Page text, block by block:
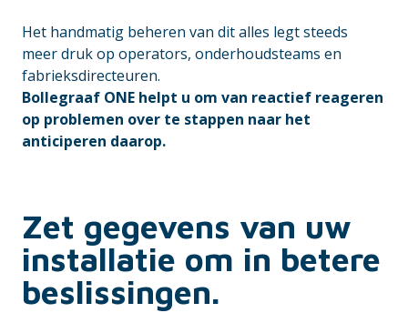
Het handmatig beheren van dit alles legt steeds
meer druk op operators, onderhoudsteams en
fabrieksdirecteuren.
Bollegraaf ONE helpt u om van reactief reageren
op problemen over te stappen naar het
anticiperen daarop.
Zet gegevens van uw
installatie om in betere
beslissingen.